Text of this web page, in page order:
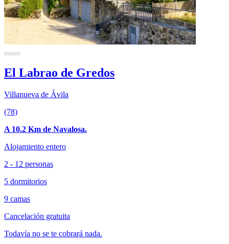
El Labrao de Gredos
Villanueva de Ávila
(78)
A 10.2 Km de Navalosa.
Alojamiento entero
2 - 12 personas
5 dormitorios
9 camas
Cancelación gratuita
Todavía no se te cobrará nada.